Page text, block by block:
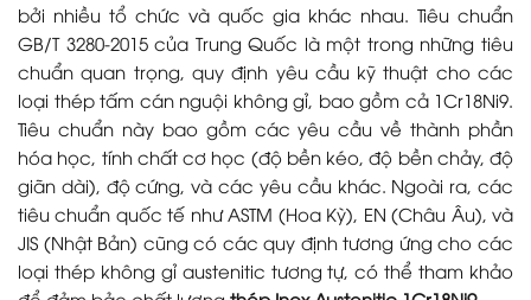
bởi nhiều tổ chức và quốc gia khác nhau. Tiêu chuẩn
GB/T 3280-2015 của Trung Quốc là một trong những tiêu
chuẩn quan trọng, quy định yêu cầu kỹ thuật cho các
loại thép tấm cán nguội không gỉ, bao gồm cả 1Cr18Ni9.
Tiêu chuẩn này bao gồm các yêu cầu về thành phần
hóa học, tính chất cơ học (độ bền kéo, độ bền chảy, độ
giãn dài), độ cứng, và các yêu cầu khác. Ngoài ra, các
tiêu chuẩn quốc tế như ASTM (Hoa Kỳ), EN (Châu Âu), và
JIS (Nhật Bản) cũng có các quy định tương ứng cho các
loại thép không gỉ austenitic tương tự, có thể tham khảo